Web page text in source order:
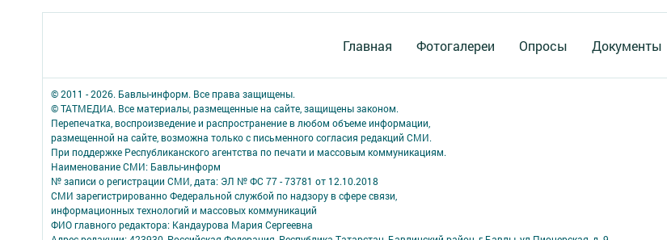
Главная Фотогалереи Опросы Документы
© 2011 - 2026. Бавлы-информ. Все права защищены.
© ТАТМЕДИА. Все материалы, размещенные на сайте, защищены законом.
Перепечатка, воспроизведение и распространение в любом объеме информации,
размещенной на сайте, возможна только с письменного согласия редакций СМИ.
При поддержке Республиканского агентства по печати и массовым коммуникациям.
Наименование СМИ: Бавлы-информ
№ записи о регистрации СМИ, дата: ЭЛ № ФС 77 - 73781 от 12.10.2018
СМИ зарегистрированно Федеральной службой по надзору в сфере связи,
информационных технологий и массовых коммуникаций
ФИО главного редактора: Кандаурова Мария Сергеевна